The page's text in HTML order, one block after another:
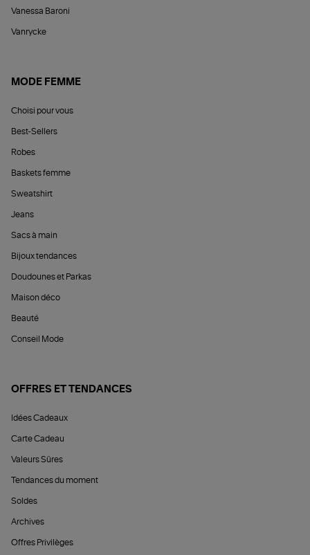
Vanessa Baroni
Vanrycke
MODE FEMME
Choisi pour vous
Best-Sellers
Robes
Baskets femme
Sweatshirt
Jeans
Sacs à main
Bijoux tendances
Doudounes et Parkas
Maison déco
Beauté
Conseil Mode
OFFRES ET TENDANCES
Idées Cadeaux
Carte Cadeau
Valeurs Sûres
Tendances du moment
Soldes
Archives
Offres Privilèges